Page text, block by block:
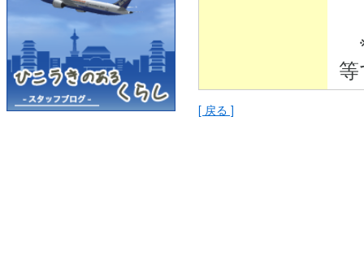
[ 戻る ]